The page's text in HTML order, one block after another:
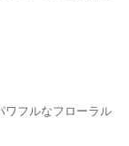
ワフルなフローラル